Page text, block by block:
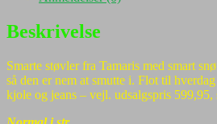
-
halv
-
kun
300kr.
Beskrivelse
Smarte støvler fra Tamaris med smart
så den er nem at smutte i. Flot til
kjole og jeans – vejl. udsalgspris 599,95,